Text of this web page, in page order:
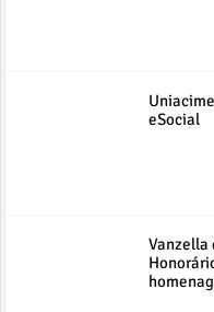
eSocial
Vanzella